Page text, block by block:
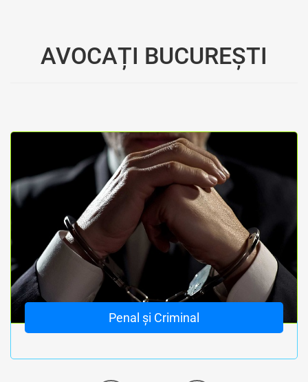
AVOCAȚI BUCUREȘTI
Penal și Criminal